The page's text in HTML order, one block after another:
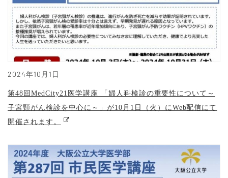
2024年10月1日
第48回MedCity21医学講座 「婦人科検診の重要性について～
子宮頸がん検診を中心に～」が10月1日（火）にWeb配信にて
開催されます。